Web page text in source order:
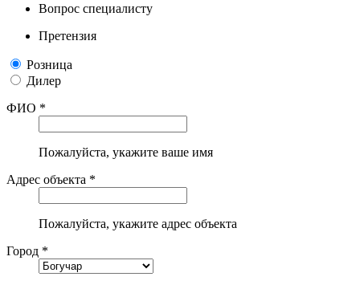
Вопрос специалисту
Претензия
Розница
Дилер
ФИО *
Пожалуйста, укажите ваше имя
Адрес объекта *
Пожалуйста, укажите адрес объекта
Город *